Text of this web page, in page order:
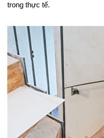
trong thực tế.